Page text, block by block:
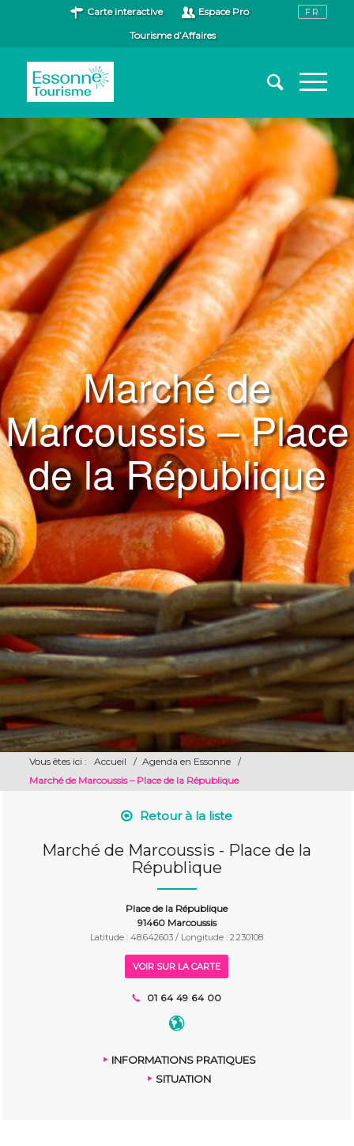
Carte interactive
Espace Pro
Tourisme d’Affaires
Marché de
Marcoussis – Place
de la République
Vous êtes ici : Accueil / Agenda en Essonne
/
Marché de Marcoussis – Place de la République
Retour à la liste
Marché de Marcoussis - Place de la
République
Place de la République
91460 Marcoussis
Latitude : 48.642603 / Longitude : 2.230108
VOIR SUR LA CARTE
01 64 49 64 00
INFORMATIONS PRATIQUES
SITUATION